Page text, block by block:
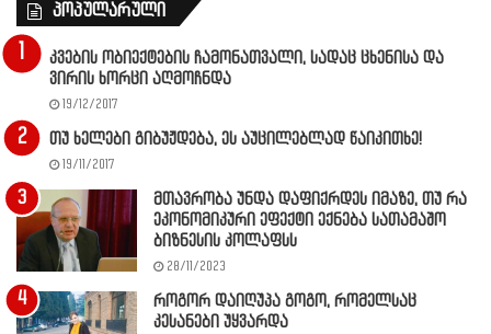
პოპულარული
კვების ობიექტების ჩამონათვალი, სადაც ცხენისა და
ვირის ხორცი აღმოჩნდა
19/12/2017
თუ ხელები გიბუჟდება, ეს აუცილებლად წაიკითხე!
19/11/2017
მთავრობა უნდა დაფიქრდეს იმაზე, თუ რა
ეკონომიკური ეფექტი ექნება სათამაშო
ბიზნესის კოლაფსს
28/11/2023
როგორ დაიღუპა გოგო, რომელსაც
კესანები უყვარდა